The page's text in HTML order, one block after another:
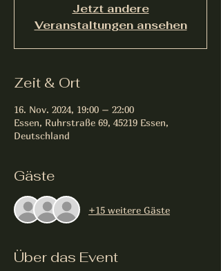
Jetzt andere
Veranstaltungen ansehen
Zeit & Ort
16. Nov. 2024, 19:00 – 22:00
Essen, Ruhrstraße 69, 45219 Essen,
Deutschland
Gäste
+15 weitere Gäste
Über das Event